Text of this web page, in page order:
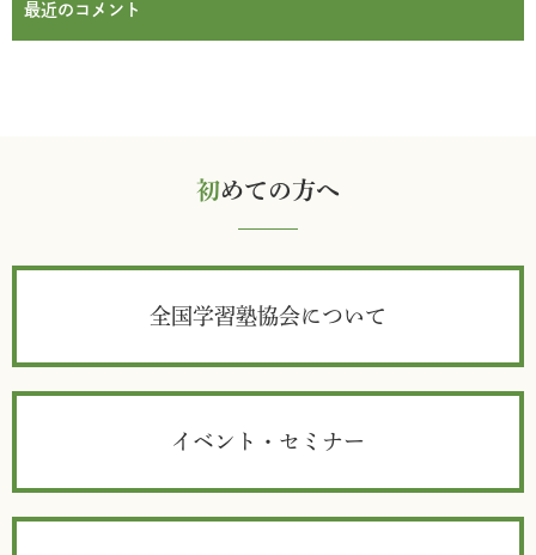
最近のコメント
初めての方へ
全国学習塾協会について
イベント・セミナー